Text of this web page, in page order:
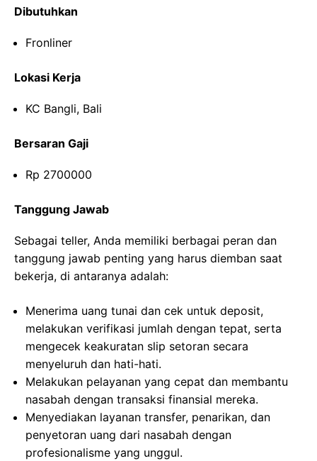
Dibutuhkan
Fronliner
Lokasi Kerja
KC Bangli, Bali
Bersaran Gaji
Rp 2700000
Tanggung Jawab
Sebagai teller, Anda memiliki berbagai peran dan
tanggung jawab penting yang harus diemban saat
bekerja, di antaranya adalah:
Menerima uang tunai dan cek untuk deposit,
melakukan verifikasi jumlah dengan tepat, serta
mengecek keakuratan slip setoran secara
menyeluruh dan hati-hati.
Melakukan pelayanan yang cepat dan membantu
nasabah dengan transaksi finansial mereka.
Menyediakan layanan transfer, penarikan, dan
penyetoran uang dari nasabah dengan
profesionalisme yang unggul.